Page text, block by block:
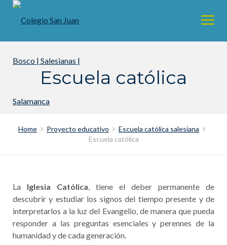
Skip
Escuela católica
Home Proyecto educativo
Escuela católica salesiana
Escuela católica
La Iglesia Católica, tiene el deber permanente de
descubrir y estudiar los signos del tiempo presente y de
interpretarlos a la luz del Evangelio, de manera que pueda
responder a las preguntas esenciales y perennes de la
humanidad y de cada generación.